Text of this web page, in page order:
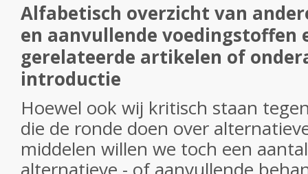
Alfabetisch overzicht van
en aanvullende voedingstoffen
gerelateerde artikelen of
introductie
Hoewel ook wij kritisch staan
die de ronde doen over
middelen willen we toch een